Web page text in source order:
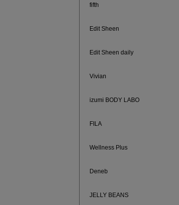
fifth
Edit Sheen
Edit Sheen daily
Vivian
izumi BODY LABO
FILA
Wellness Plus
Deneb
JELLY BEANS